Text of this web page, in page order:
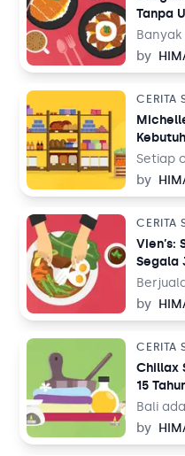
Tanpa
megah
modal.
ini
Cooks
by
CERITA
Setiap
orang
hingga
bahan
by
CERITA
Vien’s:
Segala
yang
selalu
alasan
by
CERITA
Chillax
15
Bali
turis
by